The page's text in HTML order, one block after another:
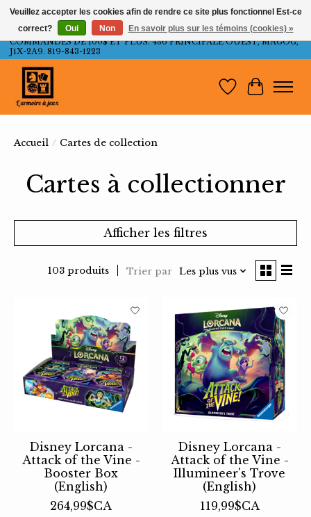
LIVRAISON GRATUITE AU QUÉBEC ET ONTARIO POUR LES
COMMANDES DE 100$ ET PLUS. 436 PRINCIPALE OUEST, MAGOG,
J1X-2A9. 819-843-1223
Liste dePanier
Accueil / Cartes de collection
Cartes à collectionner
Afficher les filtres
103 produits Trier par Les plus vus
Disney Lorcana -
Attack of the Vine -
Booster Box
(English)
264,99$CA
Disney Lorcana -
Attack of the Vine -
Illumineer's Trove
(English)
119,99$CA
Veuillez accepter les cookies afin de rendre ce site plus fonctionnel Est-ce
correct?
Oui Non En savoir plus sur les témoins (cookies) »